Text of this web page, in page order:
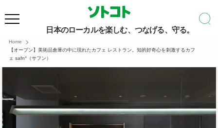
日本のローカルを楽しむ、つなげる、守る。
Home
【オープン】美術品倉庫の中に現れたカフェ レストラン。知的好奇心を刺激するカフ
ェ safn°（サフン）